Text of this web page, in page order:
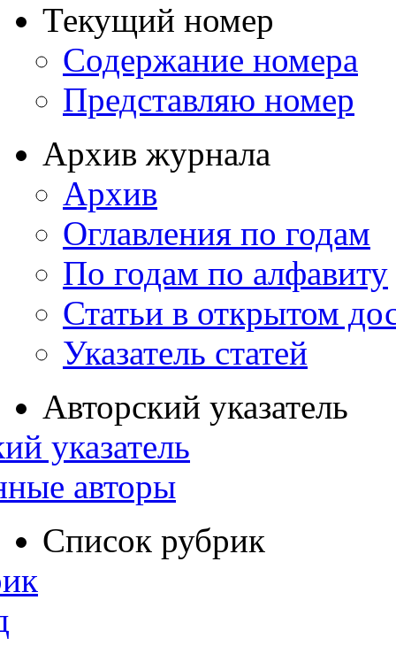
Текущий номер
Содержание номера
Представляю номер
Архив журнала
Архив
Оглавления по годам
По годам по алфавиту
Статьи в открытом
Указатель статей
Авторский указатель
указатель
авторы
Список рубрик